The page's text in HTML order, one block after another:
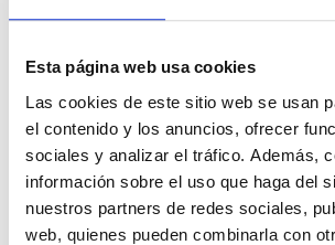
Esta página web usa cookies
Las cookies de este sitio web se usan
el contenido y los anuncios, ofrecer
sociales y analizar el tráfico. Además,
información sobre el uso que haga del
nuestros partners de redes sociales,
web, quienes pueden combinarla con